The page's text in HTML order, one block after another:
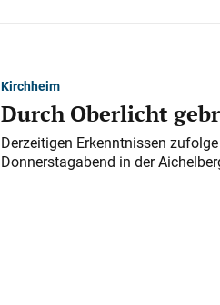
Kirchheim
Durch Oberlicht
Derzeitigen Erkenntnissen
Donnerstagabend in der